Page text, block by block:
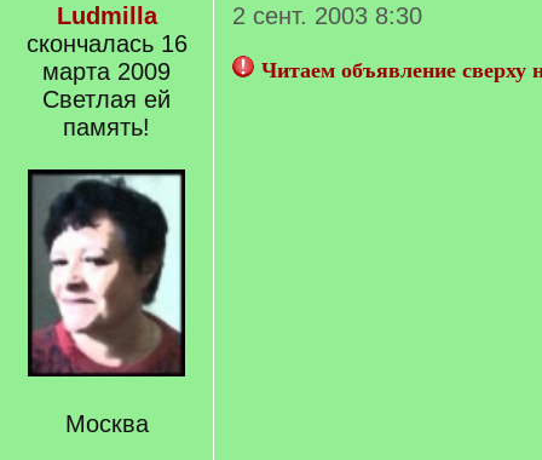
Ludmilla
скончалась 16
марта 2009
Светлая ей
память!
Москва
2 сент. 2003 8:30
Читаем объявление сверху